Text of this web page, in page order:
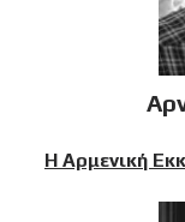
Η Αρμενική